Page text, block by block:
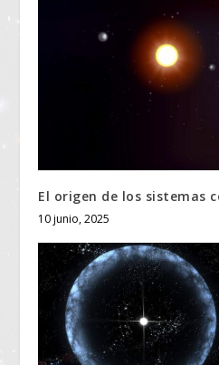
El origen de los sistemas
10 junio, 2025